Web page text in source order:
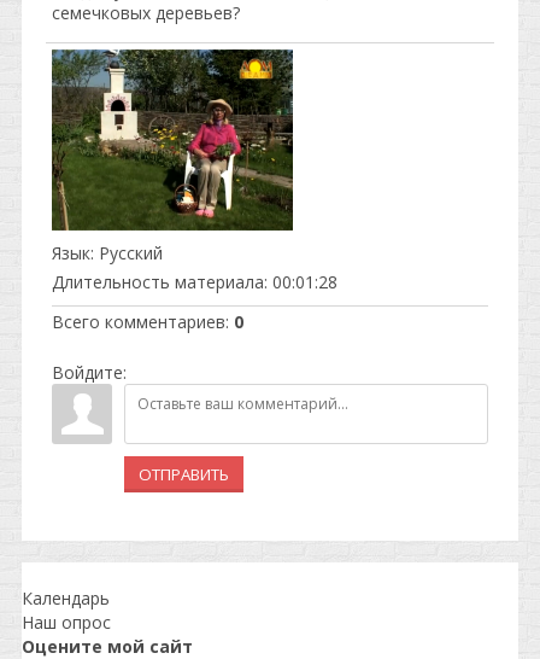
семечковых деревьев?
Язык: Русский
Длительность материала: 00:01:28
Всего комментариев: 0
Войдите:
ОТПРАВИТЬ
Календарь
Наш опрос
Оцените мой сайт